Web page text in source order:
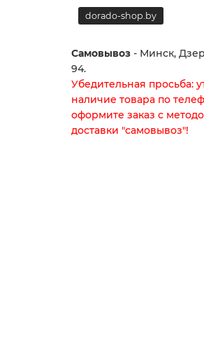
dorado-shop.by
Самовывоз - Минск,
94.
Убедительная просьба:
наличие товара по
оформите заказ с
доставки "самовывоз"!